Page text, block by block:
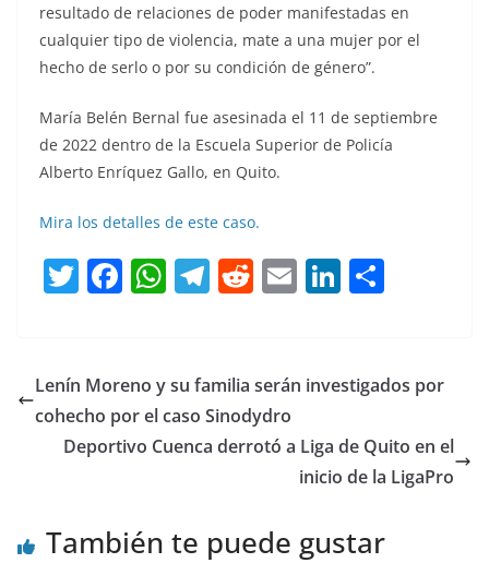
resultado de relaciones de poder manifestadas en
cualquier tipo de violencia, mate a una mujer por el
hecho de serlo o por su condición de género”.
María Belén Bernal fue asesinada el 11 de septiembre
de 2022 dentro de la Escuela Superior de Policía
Alberto Enríquez Gallo, en Quito.
Mira los detalles de este caso.
T
w
er
F
a
e
b
o
k
W
h
s
A
p
T
el
gr
a
m
R
e
di
t
E
m
l
Li
n
e
n
p
tir
Lenín Moreno y su familia serán investigados por
cohecho por el caso Sinodydro
Deportivo Cuenca derrotó a Liga de Quito en el
inicio de la LigaPro
También te puede gustar